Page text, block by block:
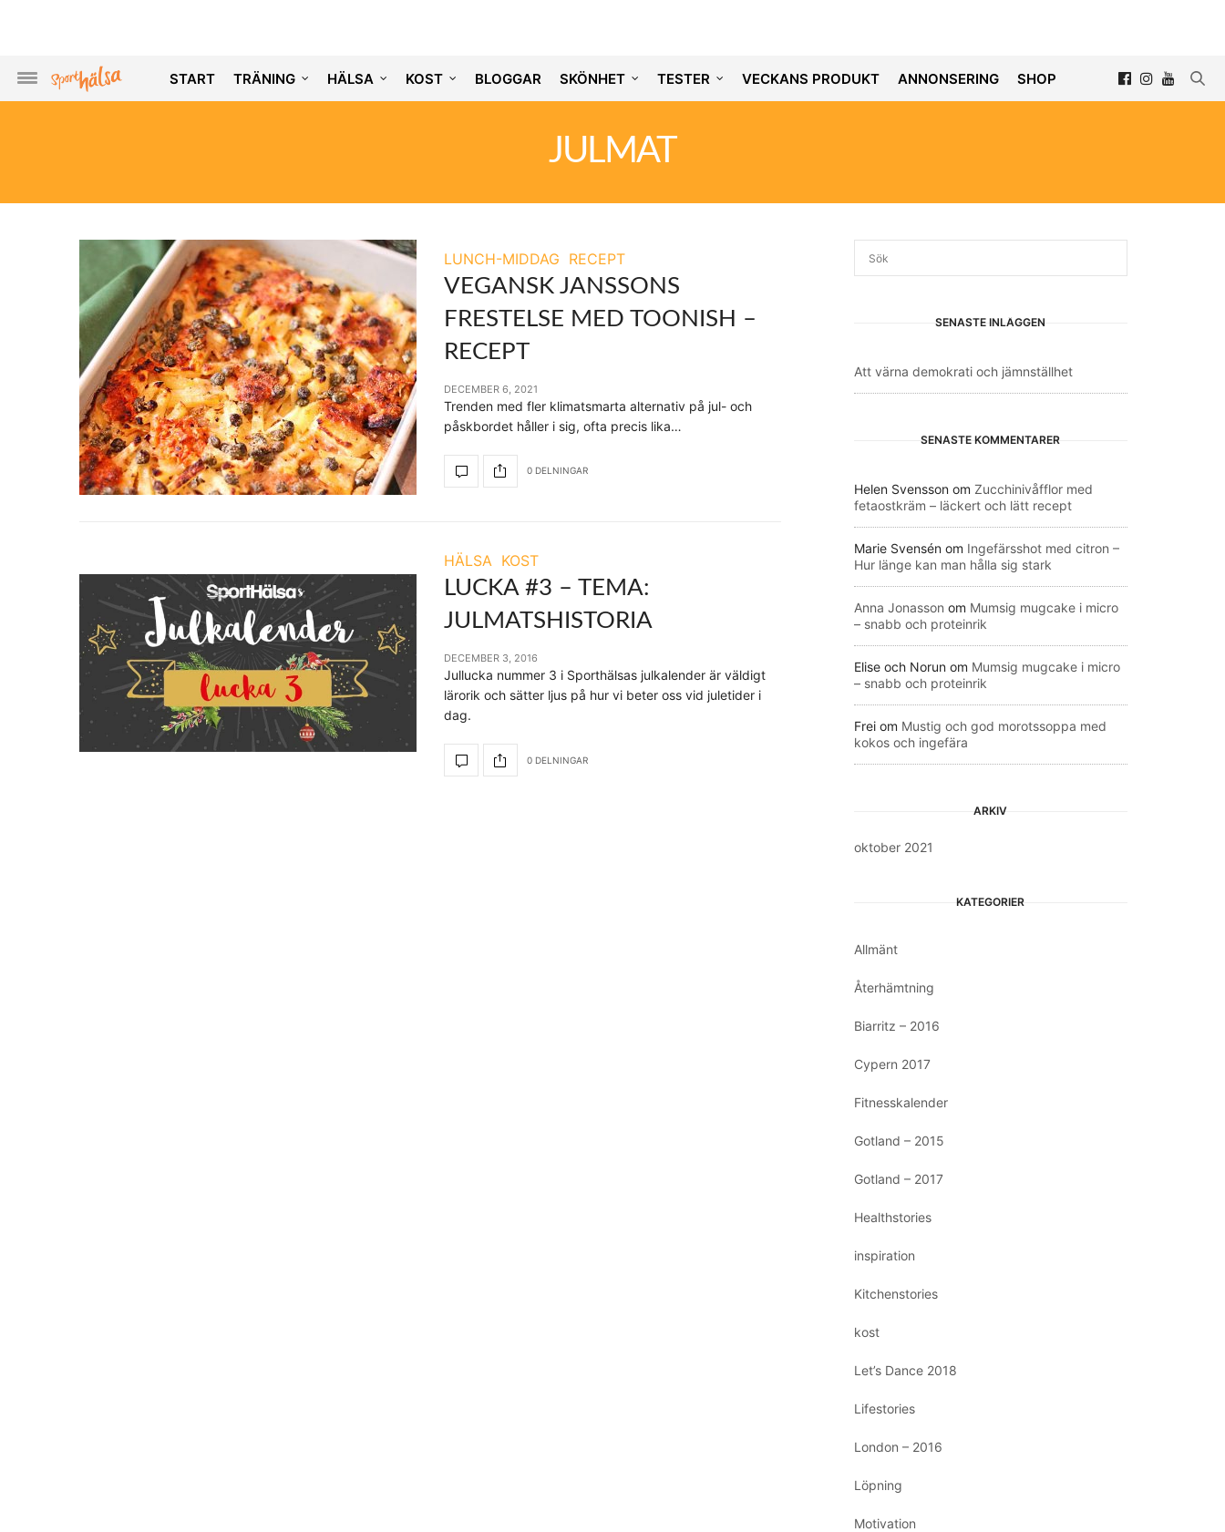
START TRÄNING HÄLSA KOST BLOGGAR SKÖNHET TESTER VECKANS PRODUKT ANNONSERING SHOP
JULMAT
LUNCH-MIDDAG RECEPT
VEGANSK JANSSONS
FRESTELSE MED TOONISH –
RECEPT
DECEMBER 6, 2021
Trenden med fler klimatsmarta alternativ på jul- och
påskbordet håller i sig, ofta precis lika…
0 DELNINGAR
HÄLSA KOST
LUCKA #3 – TEMA:
JULMATSHISTORIA
DECEMBER 3, 2016
Jullucka nummer 3 i Sporthälsas julkalender är väldigt
lärorik och sätter ljus på hur vi beter oss vid juletider i
dag.
0 DELNINGAR
SENASTE INLÄGGEN
Att värna demokrati och jämnställhet
SENASTE KOMMENTARER
Helen Svensson om Zucchinivåfflor med
fetaostkräm – läckert och lätt recept
Marie Svensén om Ingefärsshot med citron –
Hur länge kan man hålla sig stark
Anna Jonasson om Mumsig mugcake i micro
– snabb och proteinrik
Elise och Norun om Mumsig mugcake i micro
– snabb och proteinrik
Frei om Mustig och god morotssoppa med
kokos och ingefära
ARKIV
oktober 2021
KATEGORIER
Allmänt
Återhämtning
Biarritz – 2016
Cypern 2017
Fitnesskalender
Gotland – 2015
Gotland – 2017
Healthstories
inspiration
Kitchenstories
kost
Let’s Dance 2018
Lifestories
London – 2016
Löpning
Motivation